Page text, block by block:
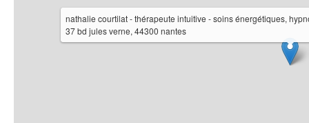
nathalie courtilat - thérapeute intuitive - soins énergétiques,
37 bd jules verne, 44300 nantes